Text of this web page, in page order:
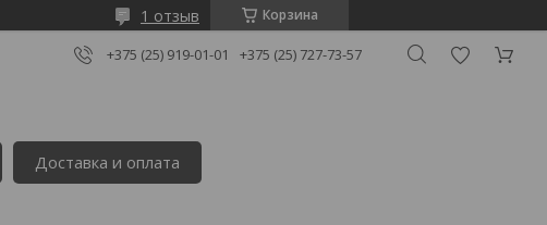
Корзина
1 отзыв
+375 (25) 919-01-01 +375 (25) 727-73-57
Доставка и оплата